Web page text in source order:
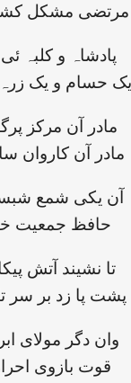
مرتضی مشکل
پادشاہ و کلبہ ئی
یک حسام و یک
مادر آن مرکز
مادر آن کاروان
آن یکی شمع
حافظ جمعیت
تا نشیند آتش
پشت پا زد بر سر
وان دگر مولای
قوت بازوی